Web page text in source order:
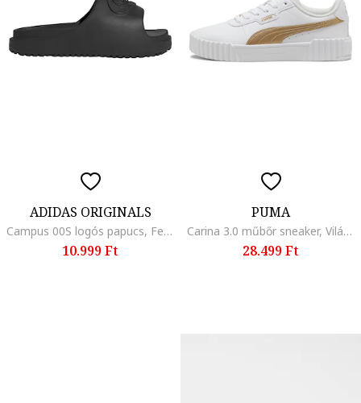
ADIDAS ORIGINALS
Campus 00S logós papucs, Fekete
10.999 Ft
PUMA
Carina 3.0 műbőr sneaker, Világosbarna/Fehér
28.499 Ft